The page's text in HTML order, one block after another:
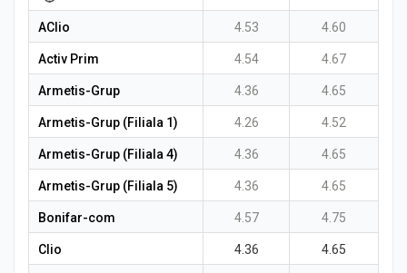
AClio 4.53 4.60
Activ Prim 4.54 4.67
Armetis-Grup 4.36 4.65
Armetis-Grup (Filiala 1) 4.26 4.52
Armetis-Grup (Filiala 4) 4.36 4.65
Armetis-Grup (Filiala 5) 4.36 4.65
Bonifar-com 4.57 4.75
Clio 4.36 4.65